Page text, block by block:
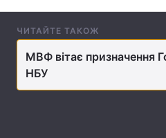
Україна
Економіка
Спорт
ЧИТАЙТЕ ТАКОЖ
МВФ вітає призначення
НБУ